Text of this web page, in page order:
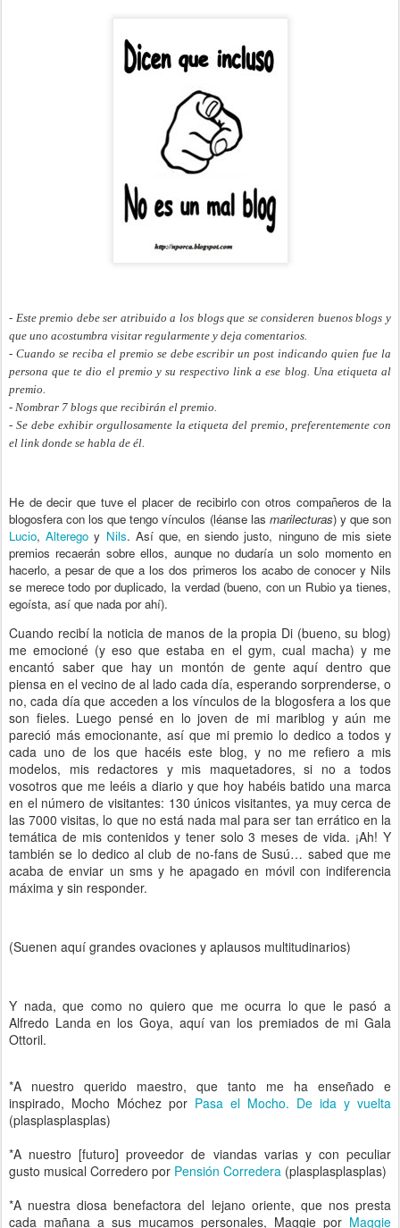
- Este premio debe ser atribuido a los blogs que se consideren buenos blogs y
que uno acostumbra visitar regularmente y deja comentarios.
- Cuando se reciba el premio se debe escribir un post indicando quien fue la
persona que te dio el premio y su respectivo link a ese blog. Una etiqueta al
premio.
- Nombrar 7 blogs que recibirán el premio.
- Se debe exhibir orgullosamente la etiqueta del premio, preferentemente con
el link donde se habla de él.
He de decir que tuve el placer de recibirlo con otros compañeros de la
blogosfera con los que tengo vínculos (léanse las marilecturas) y que son
Lucio,Alterego y Nils. Así que, en siendo justo, ninguno de mis siete
premios recaerán sobre ellos, aunque no dudaría un solo momento en
hacerlo, a pesar de que a los dos primeros los acabo de conocer y Nils
se merece todo por duplicado, la verdad (bueno, con un Rubio ya tienes,
egoísta, así que nada por ahí).
Cuando recibí la noticia de manos de la propia Di (bueno, su blog)
me emocioné (y eso que estaba en el gym, cual macha) y me
encantó saber que hay un montón de gente aquí dentro que
piensa en el vecino de al lado cada día, esperando sorprenderse, o
no, cada día que acceden a los vínculos de la blogosfera a los que
son fieles. Luego pensé en lo joven de mi mariblog y aún me
pareció más emocionante, así que mi premio lo dedico a todos y
cada uno de los que hacéis este blog, y no me refiero a mis
modelos, mis redactores y mis maquetadores, si no a todos
vosotros que me leéis a diario y que hoy habéis batido una marca
en el número de visitantes: 130 únicos visitantes, ya muy cerca de
las 7000 visitas, lo que no está nada mal para ser tan errático en la
temática de mis contenidos y tener solo 3 meses de vida. ¡Ah! Y
también se lo dedico al club de no-fans de Susú… sabed que me
acaba de enviar un sms y he apagado en móvil con indiferencia
máxima y sin responder.
(Suenen aquí grandes ovaciones y aplausos multitudinarios)
Y nada, que como no quiero que me ocurra lo que le pasó a
Alfredo Landa en los Goya, aquí van los premiados de mi Gala
Ottoril.
*A nuestro querido maestro, que tanto me ha enseñado e
inspirado, Mocho Móchez por Pasa el Mocho. De ida y vuelta
(plasplasplasplas)
*A nuestro [futuro] proveedor de viandas varias y con peculiar
gusto musical Corredero por Pensión Corredera (plasplasplasplas)
*A nuestra diosa benefactora del lejano oriente, que nos presta
cada mañana a sus mucamos personales, Maggie por Maggie